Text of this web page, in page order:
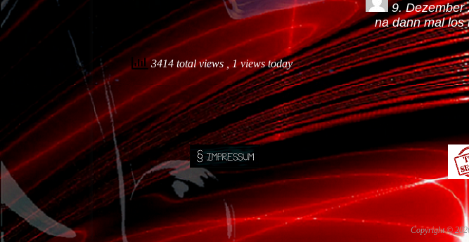
9. Dezember
na dann mal los
3414 total views , 1 views today
Copyright ©